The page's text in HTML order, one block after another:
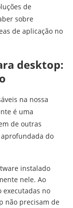
de
sobre
de aplicação no
desktop:
na nossa
é uma
de outras
aprofundada do
instalado
nele. Ao
executadas no
não precisam de